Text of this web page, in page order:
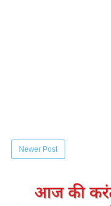
Newer Post